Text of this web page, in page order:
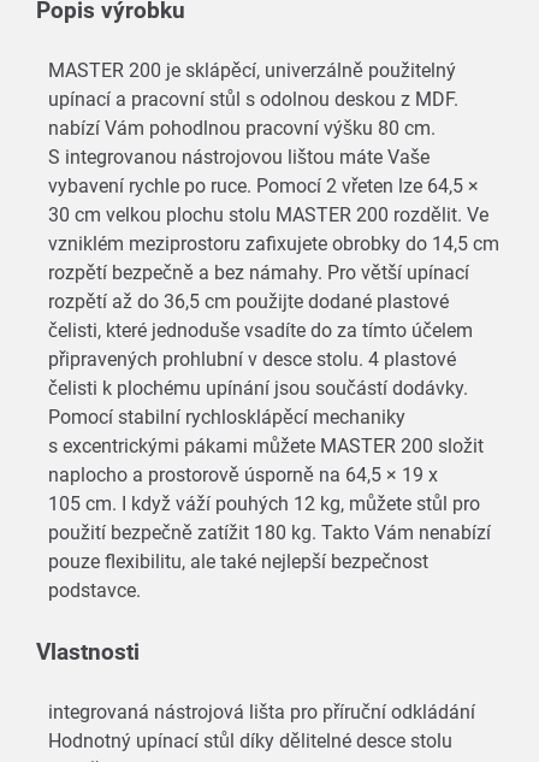
Popis výrobku
MASTER 200 je sklápěcí, univerzálně použitelný
upínací a pracovní stůl s odolnou deskou z MDF.
nabízí Vám pohodlnou pracovní výšku 80 cm.
S integrovanou nástrojovou lištou máte Vaše
vybavení rychle po ruce. Pomocí 2 vřeten lze 64,5 ×
30 cm velkou plochu stolu MASTER 200 rozdělit. Ve
vzniklém meziprostoru zafixujete obrobky do 14,5 cm
rozpětí bezpečně a bez námahy. Pro větší upínací
rozpětí až do 36,5 cm použijte dodané plastové
čelisti, které jednoduše vsadíte do za tímto účelem
připravených prohlubní v desce stolu. 4 plastové
čelisti k plochému upínání jsou součástí dodávky.
Pomocí stabilní rychlosklápěcí mechaniky
s excentrickými pákami můžete MASTER 200 složit
naplocho a prostorově úsporně na 64,5 × 19 x
105 cm. I když váží pouhých 12 kg, můžete stůl pro
použití bezpečně zatížit 180 kg. Takto Vám nenabízí
pouze flexibilitu, ale také nejlepší bezpečnost
podstavce.
Vlastnosti
integrovaná nástrojová lišta pro příruční odkládání
Hodnotný upínací stůl díky dělitelné desce stolu